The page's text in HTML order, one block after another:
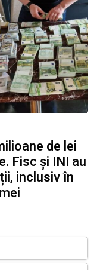
de lei
Fisc și INI au
inclusiv în